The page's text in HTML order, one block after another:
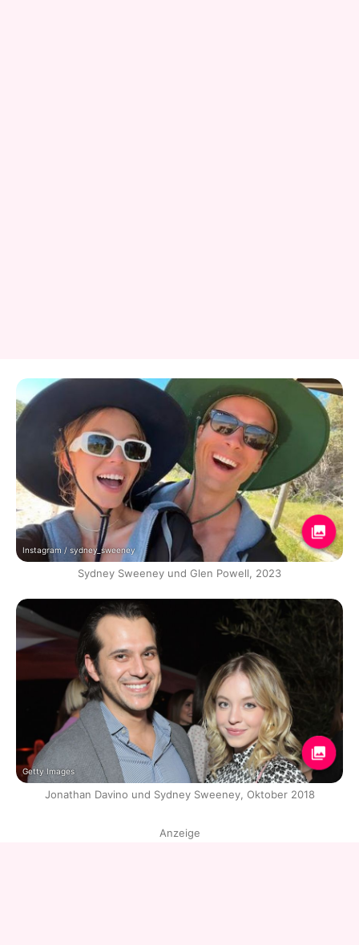
Instagram / sydney_sweeney
Sydney Sweeney und Glen Powell, 2023
Getty Images
Jonathan Davino und Sydney Sweeney, Oktober 2018
Anzeige